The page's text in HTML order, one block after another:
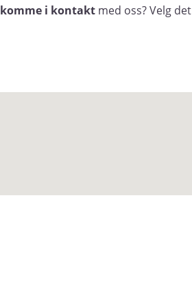
komme i kontakt med oss? Velg det